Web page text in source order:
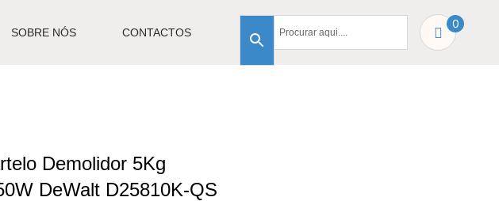
SOBRE NÓS CONTACTOS
0
Demolidor 5Kg
DeWalt D25810K-QS